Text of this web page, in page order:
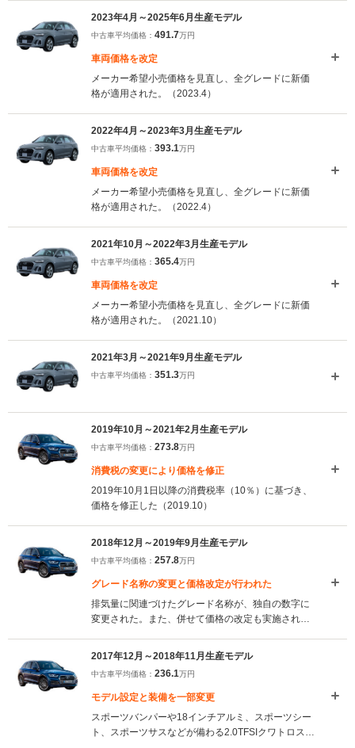
2023年4月～2025年6月生産モデル
中古車平均価格： 491.7万円
車両価格を改定
メーカー希望小売価格を見直し、全グレードに新価
格が適用された。（2023.4）
2022年4月～2023年3月生産モデル
中古車平均価格： 393.1万円
車両価格を改定
メーカー希望小売価格を見直し、全グレードに新価
格が適用された。（2022.4）
2021年10月～2022年3月生産モデル
中古車平均価格： 365.4万円
車両価格を改定
メーカー希望小売価格を見直し、全グレードに新価
格が適用された。（2021.10）
2021年3月～2021年9月生産モデル
中古車平均価格： 351.3万円
2019年10月～2021年2月生産モデル
中古車平均価格： 273.8万円
消費税の変更により価格を修正
2019年10月1日以降の消費税率（10％）に基づき、
価格を修正した（2019.10）
2018年12月～2019年9月生産モデル
中古車平均価格： 257.8万円
グレード名称の変更と価格改定が行われた
排気量に関連づけたグレード名称が、独自の数字に
変更された。また、併せて価格の改定も実施されて
2017年12月～2018年11月生産モデル
中古車平均価格： 236.1万円
モデル設定と装備を一部変更
スポーツバンパーや18インチアルミ、スポーツシー
ト、スポーツサスなどが備わる2.0TFSIクワトロスポ